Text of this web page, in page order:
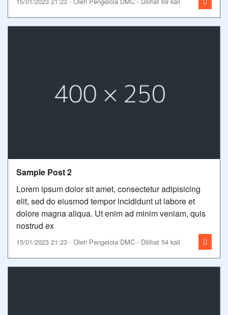
Sample Post 2
Lorem ipsum dolor sit amet, consectetur adipisicing
elit, sed do eiusmod tempor incididunt ut labore et
dolore magna aliqua. Ut enim ad minim veniam, quis
nostrud ex
15/01/2023 21:23 - Oleh Pengelola DMC - Dilihat 54 kali